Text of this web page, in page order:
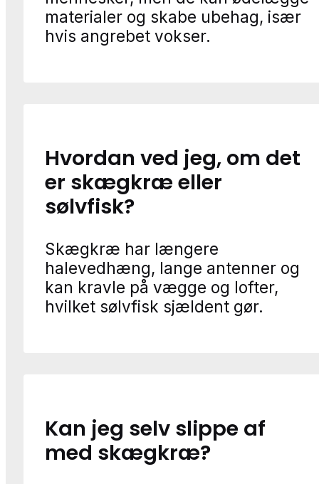
materialer og skabe ubehag, især
hvis angrebet vokser.
Hvordan ved jeg, om det
er skægkræ eller
sølvfisk?
Skægkræ har længere
halevedhæng, lange antenner og
kan kravle på vægge og lofter,
hvilket sølvfisk sjældent gør.
Kan jeg selv slippe af
med skægkræ?